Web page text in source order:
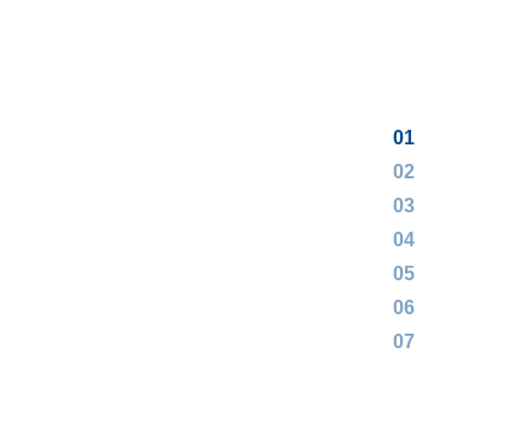
01
02
03
04
05
06
07